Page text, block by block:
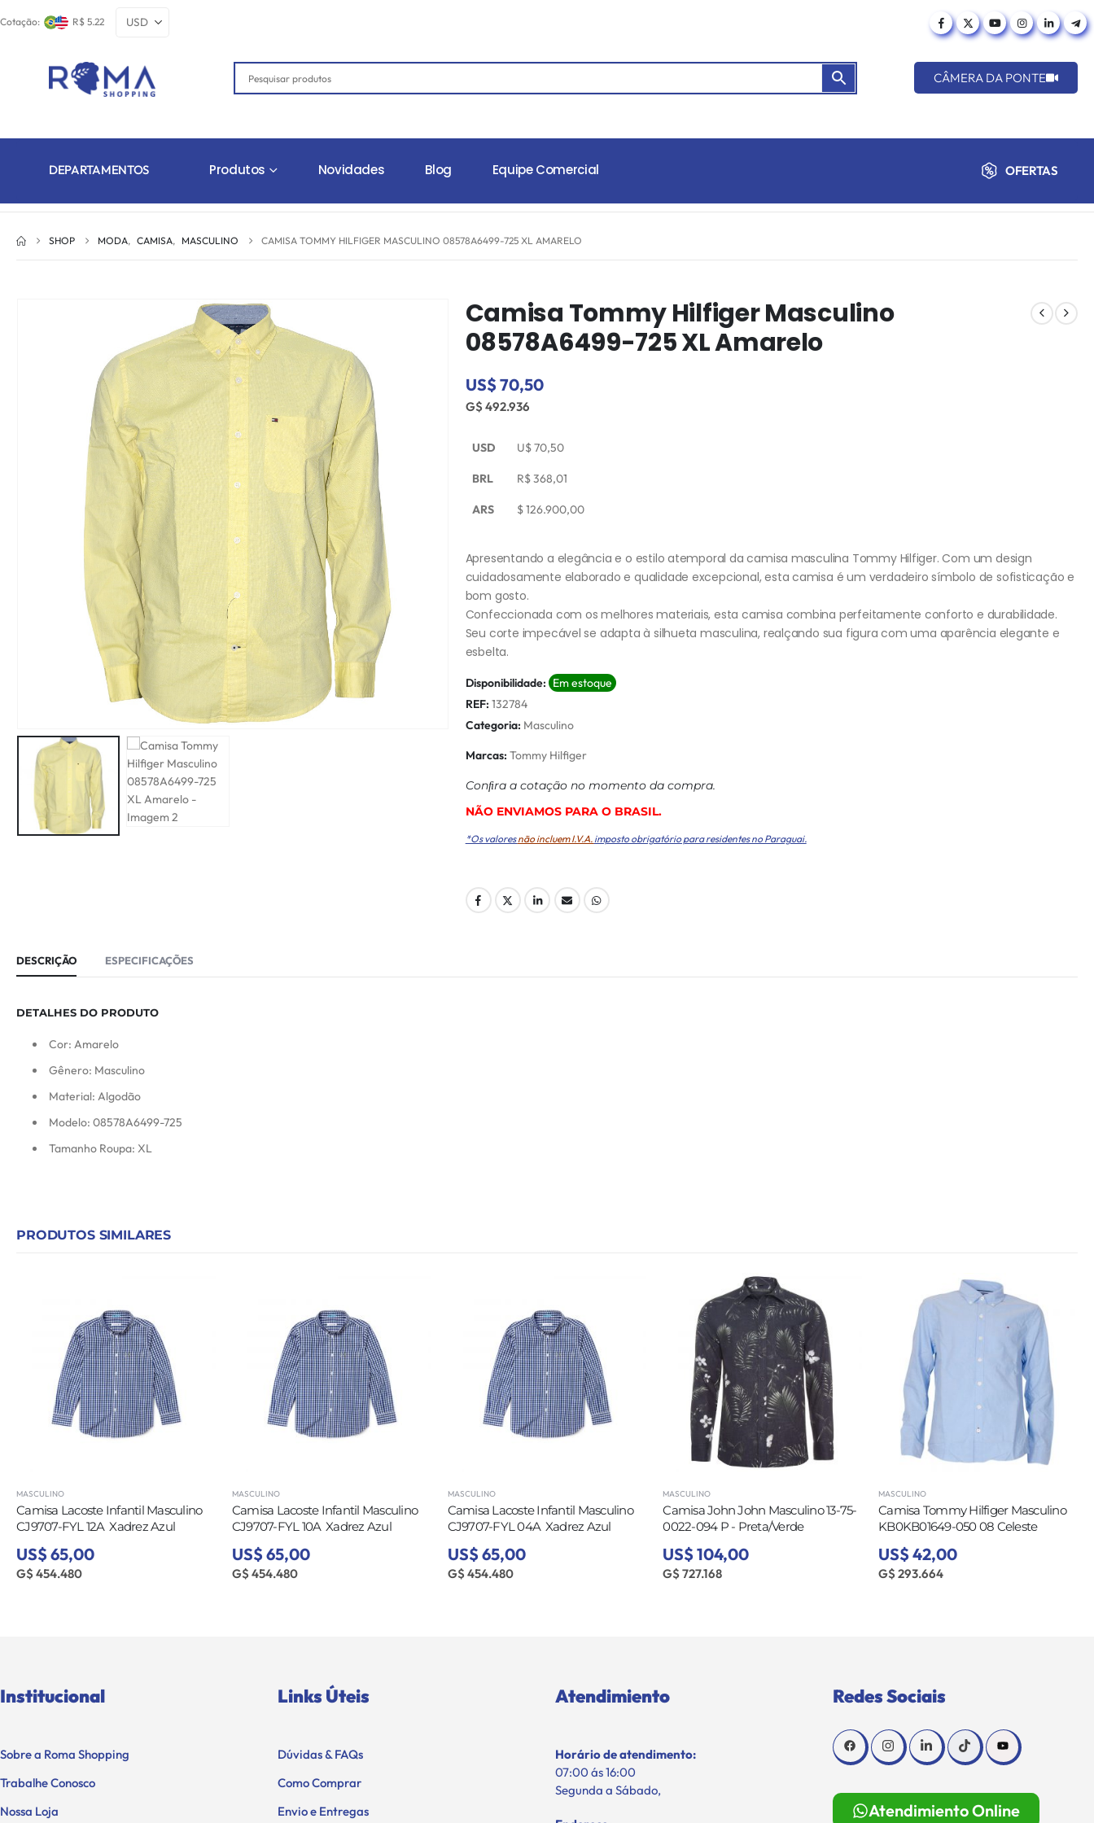
Cotação: R$ 5.22
CÂMERA DA PONTE
DEPARTAMENTOS Produtos Novidades Blog Equipe Comercial OFERTAS
SHOP MODA, CAMISA, MASCULINO CAMISA TOMMY HILFIGER MASCULINO 08578A6499-725 XL AMARELO
Camisa Tommy Hilfiger Masculino
08578A6499-725 XL Amarelo
US$ 70,50
G$ 492.936
USD U$70,50
BRL R$368,01
ARS $126.900,00
Apresentando a elegância e o estilo atemporal da camisa masculina Tommy Hilfiger. Com um design
cuidadosamente elaborado e qualidade excepcional, esta camisa é um verdadeiro símbolo de sofisticação e
bom gosto.
Confeccionada com os melhores materiais, esta camisa combina perfeitamente conforto e durabilidade.
Seu corte impecável se adapta à silhueta masculina, realçando sua figura com uma aparência elegante e
esbelta.
Disponibilidade: Em estoque
REF: 132784
Categoria: Masculino
Marcas: Tommy Hilfiger
Conﬁra a cotação no momento da compra.
NÃO ENVIAMOS PARA O BRASIL.
*Os valoresnão incluem I.V.A. imposto obrigatório para residentes no Paraguai.
DESCRIÇÃO ESPECIFICAÇÕES
DETALHES DO PRODUTO
Cor: Amarelo
Gênero: Masculino
Material: Algodão
Modelo: 08578A6499-725
Tamanho Roupa: XL
PRODUTOS SIMILARES
MASCULINO
Camisa Lacoste Infantil Masculino
CJ9707-FYL 12A  Xadrez Azul
US$ 65,00
G$ 454.480
MASCULINO
Camisa Lacoste Infantil Masculino
CJ9707-FYL 10A  Xadrez Azul
US$ 65,00
G$ 454.480
MASCULINO
Camisa Lacoste Infantil Masculino
CJ9707-FYL 04A  Xadrez Azul
US$ 65,00
G$ 454.480
MASCULINO
Camisa John John Masculino 13-75-
0022-094 P - Preta/Verde
US$ 104,00
G$ 727.168
MASCULINO
Camisa Tommy Hilfiger Masculino
KB0KB01649-050 08 Celeste
US$ 42,00
G$ 293.664
Institucional
Sobre a Roma Shopping
Trabalhe Conosco
Nossa Loja
Links Úteis
Dúvidas & FAQs
Como Comprar
Envio e Entregas
Atendimiento
Horário de atendimento:
07:00 ás 16:00
Segunda a Sábado,
Redes Sociais
Atendimiento Online